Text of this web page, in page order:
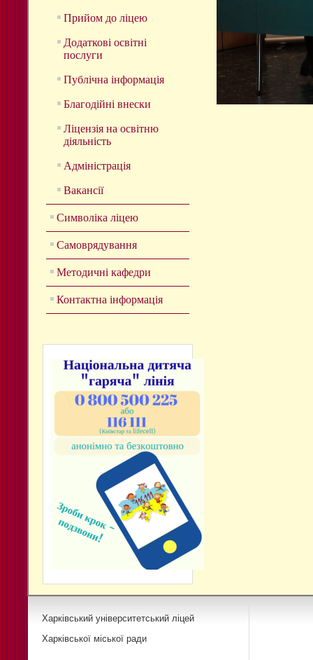
Прийом до ліцею
Додаткові освітні
послуги
Публічна інформація
Благодійні внески
Ліцензія на освітню
діяльність
Адміністрація
Вакансії
Символіка ліцею
Самоврядування
Методичні кафедри
Контактна інформація
Харківський університетський ліцей
Харківської міської ради